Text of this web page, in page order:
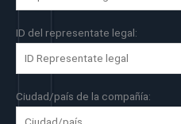
ID del representate legal:
Ciudad/país de la compañía: